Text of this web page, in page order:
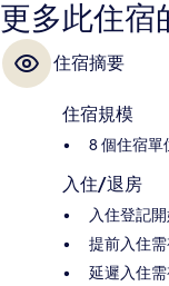
更多此住宿
住宿摘要
住宿規模
8 個住宿單
入住/退房
入住登記
提前入住
延遲入住